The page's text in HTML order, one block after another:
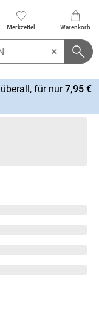
Merkzettel Warenkorb
für nur7,95 €